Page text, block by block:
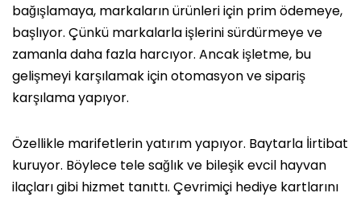
bağışlamaya, markaların ürünleri için prim ödemeye,
başlıyor. Çünkü markalarla işlerini sürdürmeye ve
zamanla daha fazla harcıyor. Ancak işletme, bu
gelişmeyi karşılamak için otomasyon ve sipariş
karşılama yapıyor.
Özellikle marifetlerin yatırım yapıyor. Baytarla İirtibat
kuruyor. Böylece tele sağlık ve bileşik evcil hayvan
ilaçları gibi hizmet tanıttı. Çevrimiçi hediye kartlarını